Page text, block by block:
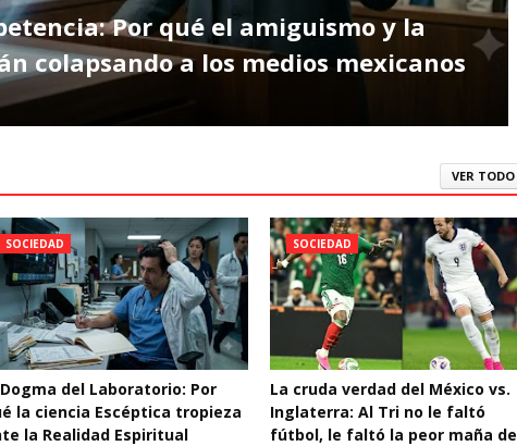
Por qué el amiguismo y la
colapsando a los medios mexicanos
VER TODO
SOCIEDAD
Dogma del Laboratorio: Por
la ciencia Escéptica tropieza
la Realidad Espiritual
SOCIEDAD
La cruda verdad del México vs.
Inglaterra: Al Tri no le faltó
fútbol, le faltó la peor maña de